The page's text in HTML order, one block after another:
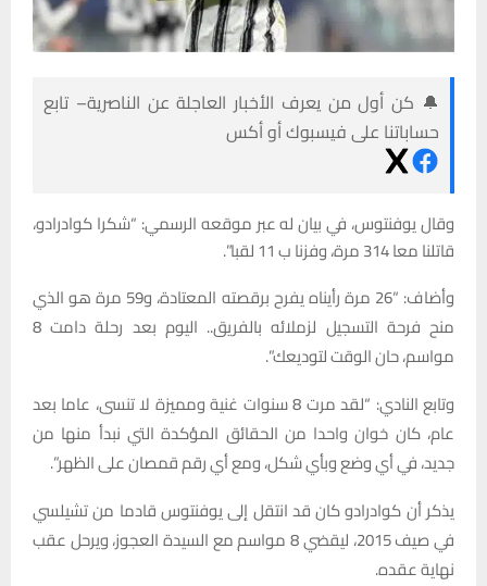
🔔 كن أول من يعرف الأخبار العاجلة عن الناصرية– تابع
حساباتنا على فيسبوك أو أكس
وقال يوفنتوس، في بيان له عبر موقعه الرسمي: “شكرا كوادرادو،
قاتلنا معا 314 مرة، وفزنا ب 11 لقبا”.
وأضاف: “26 مرة رأيناه يفرح برقصته المعتادة، و59 مرة هو الذي
منح فرحة التسجيل لزملائه بالفريق.. اليوم بعد رحلة دامت 8
مواسم، حان الوقت لتوديعك”.
وتابع النادي: “لقد مرت 8 سنوات غنية ومميزة لا تنسى، عاما بعد
عام، كان خوان واحدا من الحقائق المؤكدة التي نبدأ منها من
جديد، في أي وضع وبأي شكل، ومع أي رقم قمصان على الظهر”.
يذكر أن كوادرادو كان قد انتقل إلى يوفنتوس قادما من تشيلسي
في صيف 2015، ليقضي 8 مواسم مع السيدة العجوز، ويرحل عقب
نهاية عقده.